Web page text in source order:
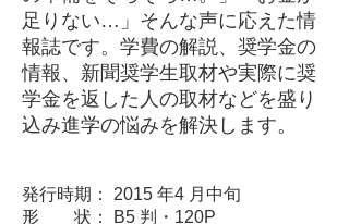
足りない…」そんな声に応えた情
報誌です。学費の解説、奨学金の
情報、新聞奨学生取材や実際に奨
学金を返した人の取材などを盛り
込み進学の悩みを解決します。
発行時期： 2015 年4 月中旬
形 状： B5 判・120P